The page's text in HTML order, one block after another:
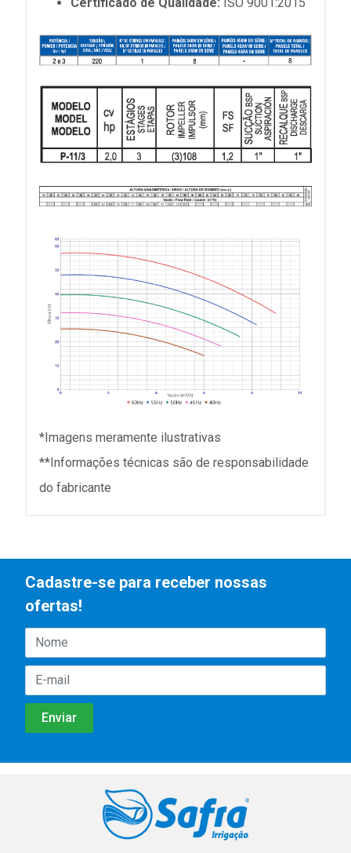
Certificado de Qualidade: ISO 9001:2015
*Imagens meramente ilustrativas
**Informações técnicas são de responsabilidade
do fabricante
Cadastre-se para receber nossas
ofertas!